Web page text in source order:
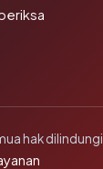
hak dilindungi.